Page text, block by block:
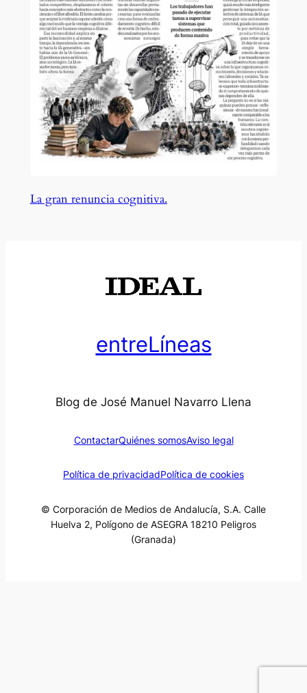
La gran renuncia cognitiva.
entreLíneas
Blog de José Manuel Navarro Llena
ContactarQuiénes somosAviso legal
Política de privacidadPolítica de cookies
© Corporación de Medios de Andalucía, S.A. Calle
Huelva 2, Polígono de ASEGRA 18210 Peligros
(Granada)